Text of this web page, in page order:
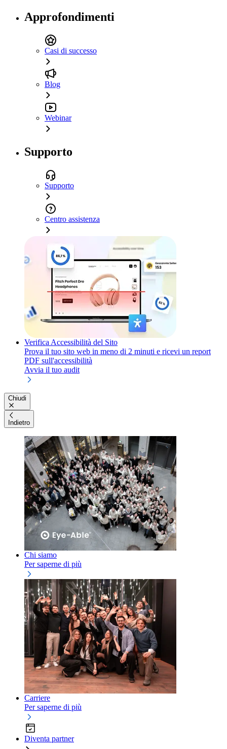
Approfondimenti
Casi di successo
Blog
Webinar
Supporto
Supporto
Centro assistenza
Verifica Accessibilità del Sito
Prova il tuo sito web in meno di 2 minuti e ricevi un report
PDF sull'accessibilità
Avvia il tuo audit
Chiudi
Indietro
Chi siamo
Per saperne di più
Carriere
Per saperne di più
Diventa partner